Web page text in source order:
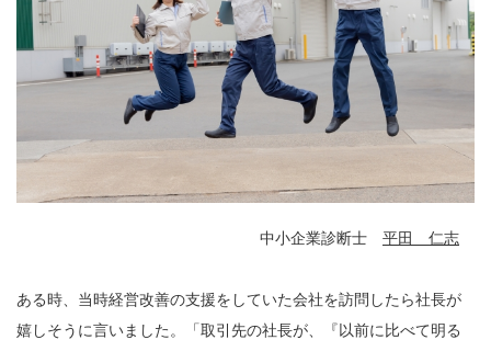
中小企業診断士 平田 仁志
ある時、当時経営改善の支援をしていた会社を訪問したら社長が
嬉しそうに言いました。「取引先の社長が、『以前に比べて明る